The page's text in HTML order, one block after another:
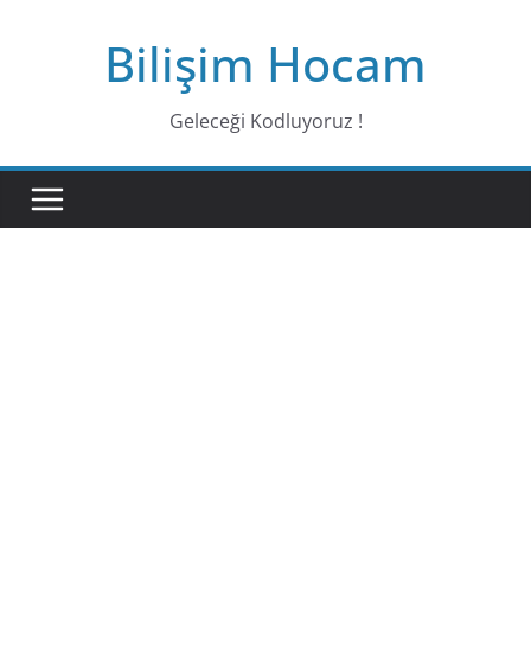
Bilişim Hocam
Geleceği Kodluyoruz !